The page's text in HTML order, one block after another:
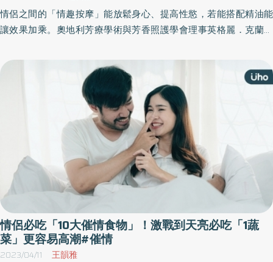
情侶之間的「情趣按摩」能放鬆身心、提高性慾，若能搭配精油能
讓效果加乘。奧地利芳療學術與芳香照護學會理事英格麗．克蘭迪
小藥鋪》一書中，分享植物藥草與芳療知識，教導讀者透過芳療舒
緩身體不適、探索自己身體。以下為原書摘文：
情侶必吃「10大催情食物」！激戰到天亮必吃「1蔬
菜」更容易高潮#催情
2023/04/11 王韻雅